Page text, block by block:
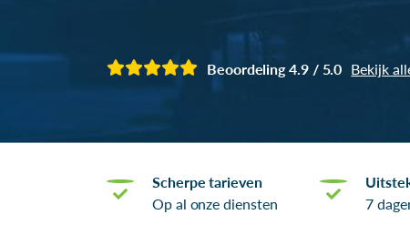
Beoordeling 4.9 / 5.0 Bekijk
Scherpe tarieven
Op al onze diensten
7